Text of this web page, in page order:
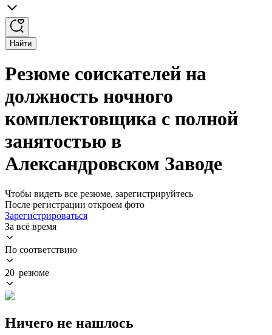
Найти
Резюме соискателей на
должность ночного
комплектовщика с полной
занятостью в
Александровском Заводе
Чтобы видеть все резюме, зарегистрируйтесь
После регистрации откроем фото
Зарегистрироваться
За всё время
По соответствию
20 резюме
Ничего не нашлось